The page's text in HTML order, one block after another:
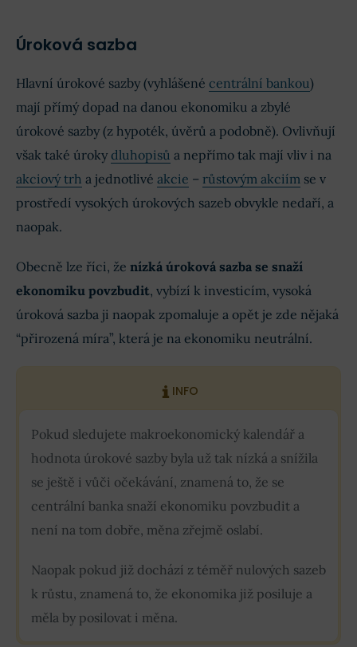
Úroková sazba
Hlavní úrokové sazby (vyhlášené centrální bankou)
mají přímý dopad na danou ekonomiku a zbylé
úrokové sazby (z hypoték, úvěrů a podobně). Ovlivňují
však také úroky dluhopisů a nepřímo tak mají vliv i na
akciový trh a jednotlivé akcie – růstovým akciím se v
prostředí vysokých úrokových sazeb obvykle nedaří, a
naopak.
Obecně lze říci, že nízká úroková sazba se snaží
ekonomiku povzbudit, vybízí k investicím, vysoká
úroková sazba ji naopak zpomaluje a opět je zde nějaká
“přirozená míra”, která je na ekonomiku neutrální.
INFO
Pokud sledujete makroekonomický kalendář a
hodnota úrokové sazby byla už tak nízká a snížila
se ještě i vůči očekávání, znamená to, že se
centrální banka snaží ekonomiku povzbudit a
není na tom dobře, měna zřejmě oslabí.
Naopak pokud již dochází z téměř nulových sazeb
k růstu, znamená to, že ekonomika již posiluje a
měla by posilovat i měna.